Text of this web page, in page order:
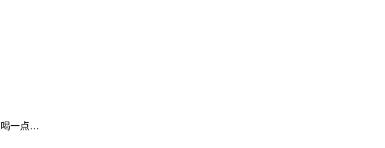
喝一点…